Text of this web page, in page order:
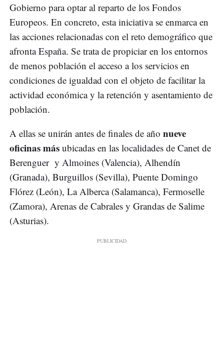
Gobierno para optar al reparto de los Fondos
Europeos. En concreto, esta iniciativa se enmarca en
las acciones relacionadas con el reto demográfico que
afronta España. Se trata de propiciar en los entornos
de menos población el acceso a los servicios en
condiciones de igualdad con el objeto de facilitar la
actividad económica y la retención y asentamiento de
población.
A ellas se unirán antes de finales de año nueve
oficinas más ubicadas en las localidades de Canet de
Berenguer y Almoines (Valencia), Alhendín
(Granada), Burguillos (Sevilla), Puente Domingo
Flórez (León), La Alberca (Salamanca), Fermoselle
(Zamora), Arenas de Cabrales y Grandas de Salime
(Asturias).